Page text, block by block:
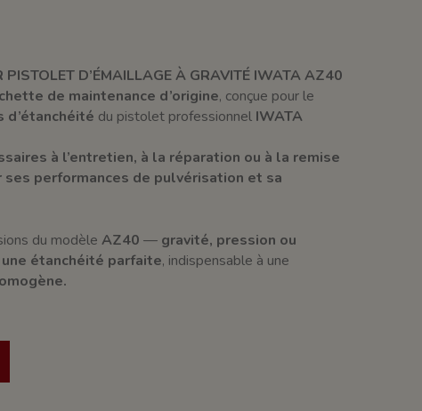
PISTOLET D’ÉMAILLAGE À GRAVITÉ IWATA AZ40
de maintenance d’origine, conçue pour le
du pistolet professionnel IWATA
à l’entretien, à la réparation ou à la remise
ses performances de pulvérisation et sa
du modèle AZ40 — gravité, pression ou
étanchéité parfaite, indispensable à une